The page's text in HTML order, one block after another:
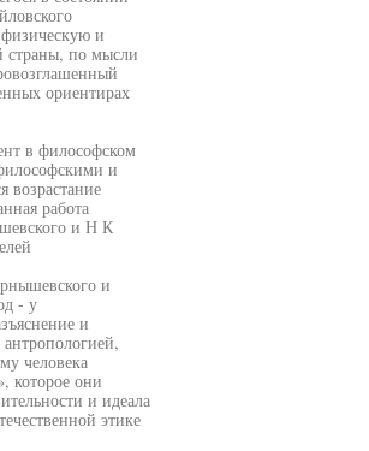
и
страны, по мысли
ориентирах
в философском
и
возрастание
работа
и Н К
и
- у
и
человека
которое они
и идеала
этике